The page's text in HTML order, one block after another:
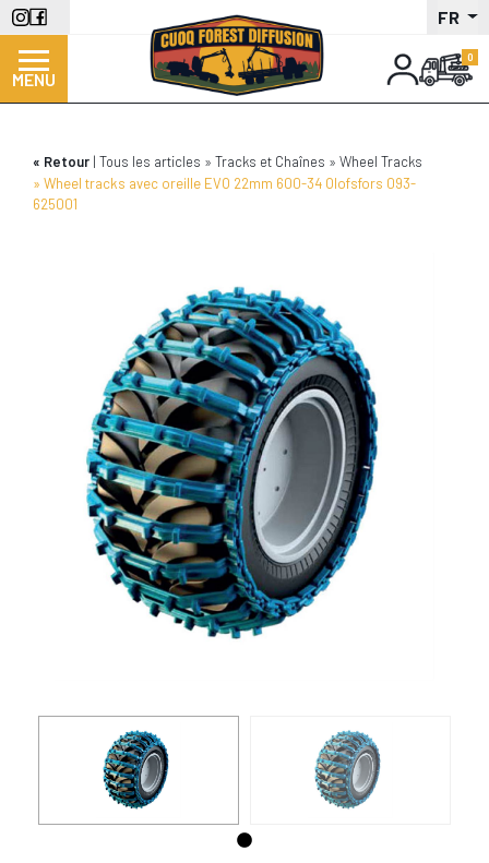
Aller
au
contenu
principal
FR
MENU
Retour Tous les articles Tracks et Chaînes
Wheel Tracks
Wheel tracks avec oreille EVO 22mm 600-34 Olofsfors 093-
625001